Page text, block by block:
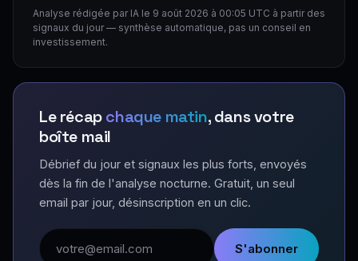
Analyse rédigée par IA le 9 août 2026 à 00:05 UTC à partir des
signaux du jour — synthèse automatique, pas un conseil en
investissement.
Le récapchaque matin, dans votre
boîte mail
Débrief du jour et signaux les plus forts, envoyés
dès la fin de l'analyse nocturne. Gratuit, un seul
email par jour, désinscription en un clic.
Adresse email
S'abonner